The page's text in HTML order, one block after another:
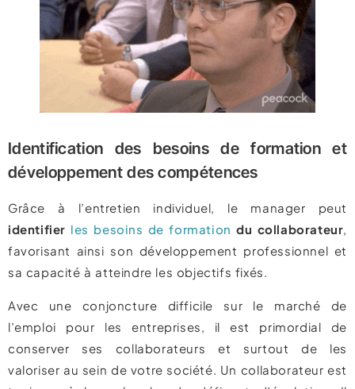
Identification des besoins de formation et
développement des compétences
Grâce à l’entretien individuel, le manager peut
identifier les besoins de formationdu collaborateur,
favorisant ainsi son développement professionnel et
sa capacité à atteindre les objectifs fixés.
Avec une conjoncture difficile sur le marché de
l’emploi pour les entreprises, il est primordial de
conserver ses collaborateurs et surtout de les
valoriser au sein de votre société. Un collaborateur est